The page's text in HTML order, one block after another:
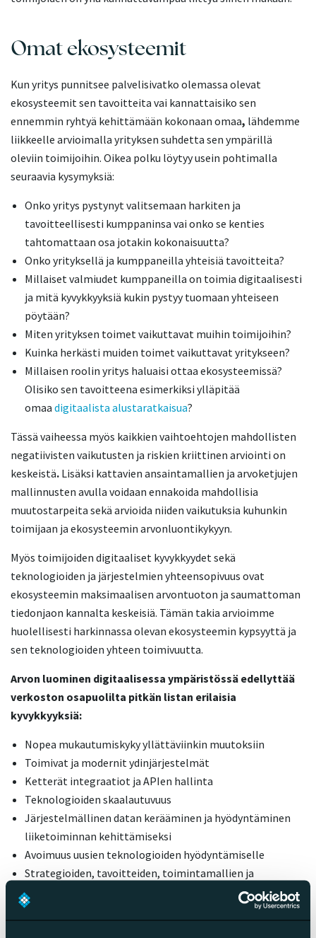
Omat ekosysteemit
Kun yritys punnitsee palvelisivatko olemassa olevat
ekosysteemit sen tavoitteita vai kannattaisiko sen
ennemmin ryhtyä kehittämään kokonaan omaa, lähdemme
liikkeelle arvioimalla yrityksen suhdetta sen ympärillä
oleviin toimijoihin. Oikea polku löytyy usein pohtimalla
seuraavia kysymyksiä:
Onko yritys pystynyt valitsemaan harkiten ja
tavoitteellisesti kumppaninsa vai onko se kenties
tahtomattaan osa jotakin kokonaisuutta?
Onko yrityksellä ja kumppaneilla yhteisiä tavoitteita?
Millaiset valmiudet kumppaneilla on toimia digitaalisesti
ja mitä kyvykkyyksiä kukin pystyy tuomaan yhteiseen
pöytään?
Miten yrityksen toimet vaikuttavat muihin toimijoihin?
Kuinka herkästi muiden toimet vaikuttavat yritykseen?
Millaisen roolin yritys haluaisi ottaa ekosysteemissä?
Olisiko sen tavoitteena esimerkiksi ylläpitää
omaa digitaalista alustaratkaisua?
Tässä vaiheessa myös kaikkien vaihtoehtojen mahdollisten
negatiivisten vaikutusten ja riskien kriittinen arviointi on
keskeistä. Lisäksi kattavien ansaintamallien ja arvoketjujen
mallinnusten avulla voidaan ennakoida mahdollisia
muutostarpeita sekä arvioida niiden vaikutuksia kuhunkin
toimijaan ja ekosysteemin arvonluontikykyyn.
Myös toimijoiden digitaaliset kyvykkyydet sekä
teknologioiden ja järjestelmien yhteensopivuus ovat
ekosysteemin maksimaalisen arvontuoton ja saumattoman
tiedonjaon kannalta keskeisiä. Tämän takia arvioimme
huolellisesti harkinnassa olevan ekosysteemin kypsyyttä ja
sen teknologioiden yhteen toimivuutta.
Arvon luominen digitaalisessa ympäristössä edellyttää
verkoston osapuolilta pitkän listan erilaisia
kyvykkyyksiä:
Nopea mukautumiskyky yllättäviinkin muutoksiin
Toimivat ja modernit ydinjärjestelmät
Ketterät integraatiot ja APIen hallinta
Teknologioiden skaalautuvuus
Järjestelmällinen datan kerääminen ja hyödyntäminen
liiketoiminnan kehittämiseksi
Avoimuus uusien teknologioiden hyödyntämiselle
Strategioiden, tavoitteiden, toimintamallien ja
kulttuurien yhteensopivuus sekä taipuminen
ekosysteemivetoiseen toimintaan